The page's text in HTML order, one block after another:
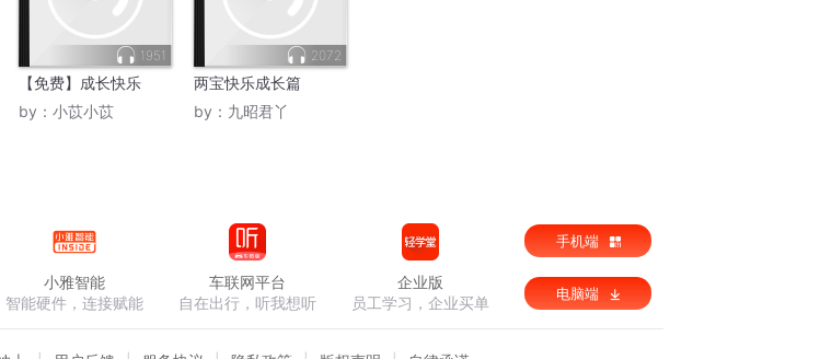
1951
【免费】成长快乐
by： 小苡小苡
2072
两宝快乐成长篇
by： 九昭君丫
小雅智能
智能硬件，连接赋能
车联网平台
自在出行，听我想听
企业版
员工学习，企业买单
手机端
电脑端